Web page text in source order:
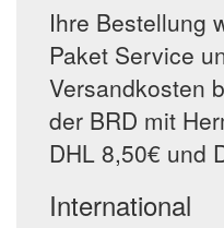
Ihre Bestellung
Paket Service
Versandkosten
der BRD mit
DHL 8,50€ und
International